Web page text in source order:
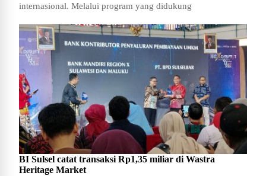
internasional. Melalui program yang didukung
BI Sulsel catat transaksi Rp1,35 miliar di Wastra
Heritage Market